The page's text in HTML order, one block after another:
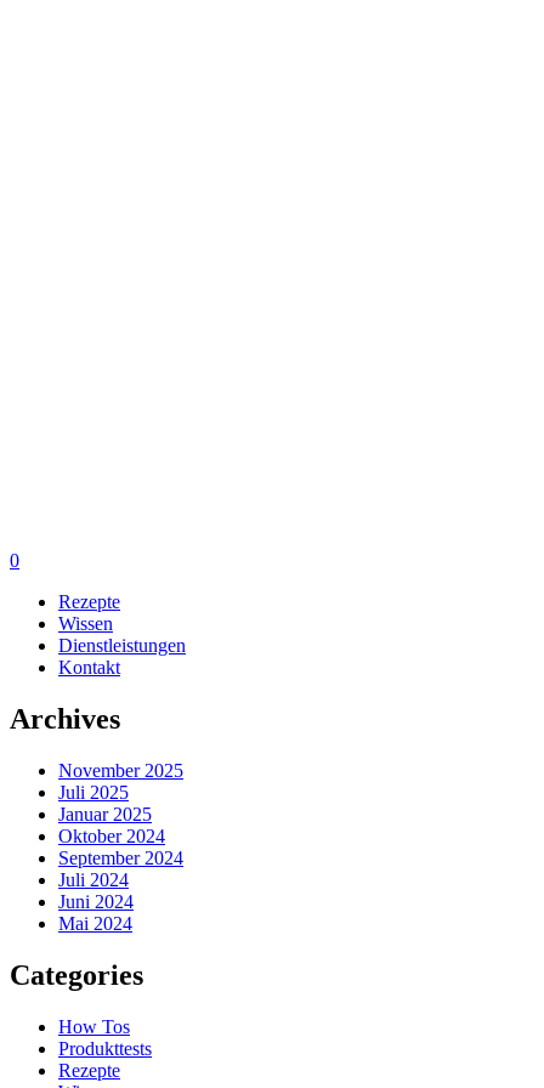
0
Rezepte
Wissen
Dienstleistungen
Kontakt
Archives
November 2025
Juli 2025
Januar 2025
Oktober 2024
September 2024
Juli 2024
Juni 2024
Mai 2024
Categories
How Tos
Produkttests
Rezepte